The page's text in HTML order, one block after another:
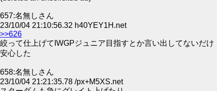
657:名無しさん
23/10/04 21:10:56.32 h40YEY1H.net
>>626
絞って仕上げてIWGPジュニア目指すとか言い出してないだけ
安心した
658:名無しさん
23/10/04 21:21:35.78 /px+M5XS.net